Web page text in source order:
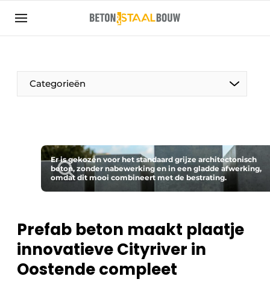
Aanmelden
Artikelen
Bedrijven
Contact
Direct contact
Evenement aanmelden
Nieuwsbrief
Podcasts
Privacy / Cookie statement
Categorieën
Er is gekozen voor het standaard grijze architectonisch
beton, zonder nabewerking en in een gladde afwerking,
omdat dit mooi combineert met de bestrating.
Prefab beton maakt plaatje
innovatieve Cityriver in
Oostende compleet